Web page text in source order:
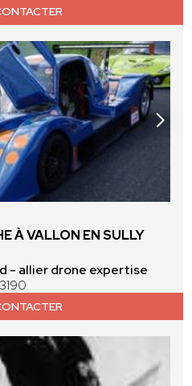
À VALLON EN SULLY
- allier drone expertise